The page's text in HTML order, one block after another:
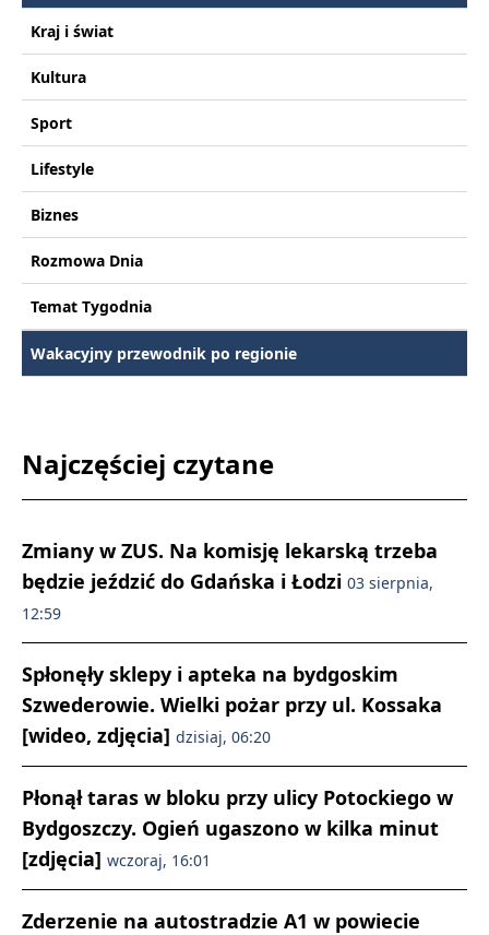
Kraj i świat
Kultura
Sport
Lifestyle
Biznes
Rozmowa Dnia
Temat Tygodnia
Wakacyjny przewodnik po regionie
Najczęściej czytane
Zmiany w ZUS. Na komisję lekarską trzeba
będzie jeździć do Gdańska i Łodzi 03 sierpnia,
12:59
Spłonęły sklepy i apteka na bydgoskim
Szwederowie. Wielki pożar przy ul. Kossaka
[wideo, zdjęcia] dzisiaj, 06:20
Płonął taras w bloku przy ulicy Potockiego w
Bydgoszczy. Ogień ugaszono w kilka minut
[zdjęcia] wczoraj, 16:01
Zderzenie na autostradzie A1 w powiecie